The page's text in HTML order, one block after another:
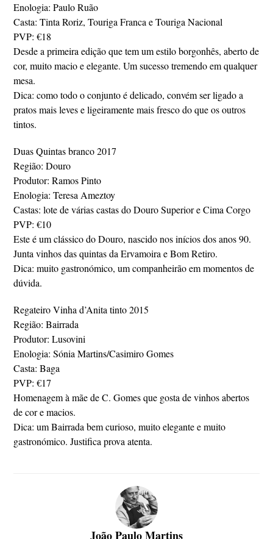
Enologia: Paulo Ruão
Casta: Tinta Roriz, Touriga Franca e Touriga Nacional
PVP: €18
Desde a primeira edição que tem um estilo borgonhês, aberto de
cor, muito macio e elegante. Um sucesso tremendo em qualquer
mesa.
Dica: como todo o conjunto é delicado, convém ser ligado a
pratos mais leves e ligeiramente mais fresco do que os outros
tintos.
Duas Quintas branco 2017
Região: Douro
Produtor: Ramos Pinto
Enologia: Teresa Ameztoy
Castas: lote de várias castas do Douro Superior e Cima Corgo
PVP: €10
Este é um clássico do Douro, nascido nos inícios dos anos 90.
Junta vinhos das quintas da Ervamoira e Bom Retiro.
Dica: muito gastronómico, um companheirão em momentos de
dúvida.
Regateiro Vinha d’Anita tinto 2015
Região: Bairrada
Produtor: Lusovini
Enologia: Sónia Martins/Casimiro Gomes
Casta: Baga
PVP: €17
Homenagem à mãe de C. Gomes que gosta de vinhos abertos
de cor e macios.
Dica: um Bairrada bem curioso, muito elegante e muito
gastronómico. Justifica prova atenta.
João Paulo Martins